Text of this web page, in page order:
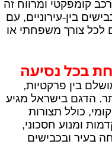
קומפקטי ומרווח זה
בין‑עירוניים, עם
לכל צורך משפחתי או
בכל נסיעה
שילוב מושלם בין פרקטיות,
הדגם בישראל מגיע
כולל תצורות
ומנוע חסכוני,
בעיר ובכבישים